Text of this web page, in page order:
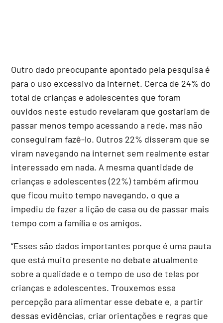
Outro dado preocupante apontado pela pesquisa é
para o uso excessivo da internet. Cerca de 24% do
total de crianças e adolescentes que foram
ouvidos neste estudo revelaram que gostariam de
passar menos tempo acessando a rede, mas não
conseguiram fazê-lo. Outros 22% disseram que se
viram navegando na internet sem realmente estar
interessado em nada. A mesma quantidade de
crianças e adolescentes (22%) também afirmou
que ficou muito tempo navegando, o que a
impediu de fazer a lição de casa ou de passar mais
tempo com a família e os amigos.
“Esses são dados importantes porque é uma pauta
que está muito presente no debate atualmente
sobre a qualidade e o tempo de uso de telas por
crianças e adolescentes. Trouxemos essa
percepção para alimentar esse debate e, a partir
dessas evidências, criar orientações e regras que